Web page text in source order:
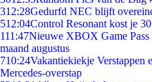
312:28Gedurfd NEC blijft
512:04Control Resonant kost je
111:47Nieuwe XBOX Game Pass
maand augustus
710:24Vakantiekiekje Verstappen
Mercedes-overstap